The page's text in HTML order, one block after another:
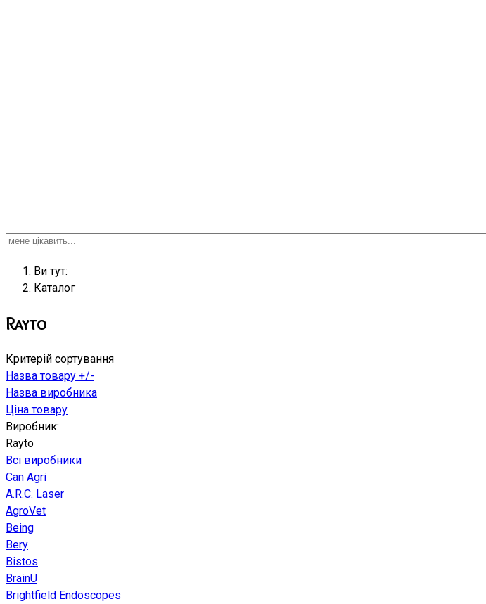
Ви тут:
Кaтaлoг
Rayto
Критерій сортування
Назва товару +/-
Назва виробника
Ціна товару
Виробник:
Rayto
Всі виробники
Can Agri
A.R.C. Laser
AgroVet
Being
Bery
Bistos
BrainU
Brightfield Endoscopes